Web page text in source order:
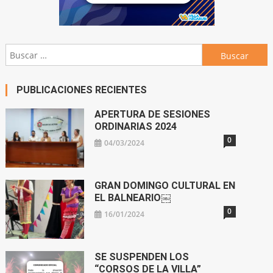
Buscar:
PUBLICACIONES RECIENTES
APERTURA DE SESIONES
ORDINARIAS 2024
04/03/2024 0
GRAN DOMINGO CULTURAL EN
EL BALNEARIO￼
16/01/2024 0
SE SUSPENDEN LOS
“CORSOS DE LA VILLA”